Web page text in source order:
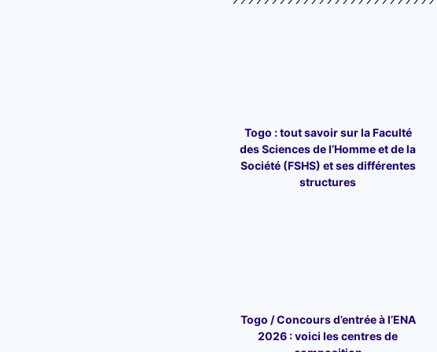
Togo : tout savoir sur la Faculté
des Sciences de l’Homme et de la
Société (FSHS) et ses différentes
structures
Togo / Concours d’entrée à l’ENA
2026 : voici les centres de